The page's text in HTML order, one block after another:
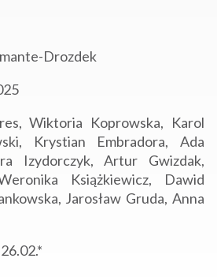
Drozdek
Wiktoria Koprowska, Karol
Krystian Embradora, Ada
Izydorczyk, Artur Gwizdak,
Książkiewicz, Dawid
Jarosław Gruda, Anna